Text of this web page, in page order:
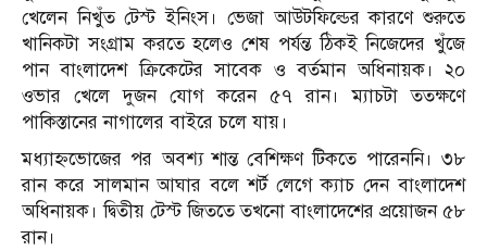
খেলেন নিখুঁত টেস্ট ইনিংস। ভেজা আউটফিল্ডের কারণে শুরুতে
খানিকটা সংগ্রাম করতে হলেও শেষ পর্যন্ত ঠিকই নিজেদের খুঁজে
পান বাংলাদেশ ক্রিকেটের সাবেক ও বর্তমান অধিনায়ক। ২০
ওভার খেলে দুজন যোগ করেন ৫৭ রান। ম্যাচটা ততক্ষণে
পাকিস্তানের নাগালের বাইরে চলে যায়।
মধ্যাহ্নভোজের পর অবশ্য শান্ত বেশিক্ষণ টিকতে পারেননি। ৩৮
রান করে সালমান আঘার বলে শর্ট লেগে ক্যাচ দেন বাংলাদেশ
অধিনায়ক। দ্বিতীয় টেস্ট জিততে তখনো বাংলাদেশের প্রয়োজন ৫৮
রান।